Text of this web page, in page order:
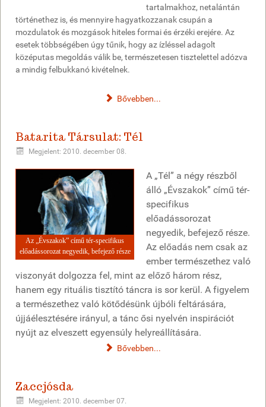
tartalmakhoz, netalántán
történethez is, és mennyire hagyatkozzanak csupán a
mozdulatok és mozgások hiteles formai és érzéki erejére. Az
esetek többségében úgy tűnik, hogy az ízléssel adagolt
középutas megoldás válik be, természetesen tisztelettel adózva
a mindig felbukkanó kivételnek.
Bővebben...
Batarita Társulat: Tél
Megjelent: 2010. december 08.
Az „Évszakok” című tér-specifikus
előadássorozat negyedik, befejező része
A „Tél” a négy részből
álló „Évszakok” című tér-
specifikus
előadássorozat
negyedik, befejező része.
Az előadás nem csak az
ember természethez való
viszonyát dolgozza fel, mint az előző három rész,
hanem egy rituális tisztító táncra is sor kerül. A figyelem
a természethez való kötődésünk újbóli feltárására,
újjáélesztésére irányul, a tánc ősi nyelvén inspirációt
nyújt az elveszett egyensúly helyreállítására.
Bővebben...
Zaccjósda
Megjelent: 2010. december 07.